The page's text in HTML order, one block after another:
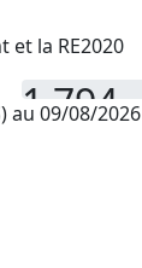
la RE2020
1 794
au 09/08/2026